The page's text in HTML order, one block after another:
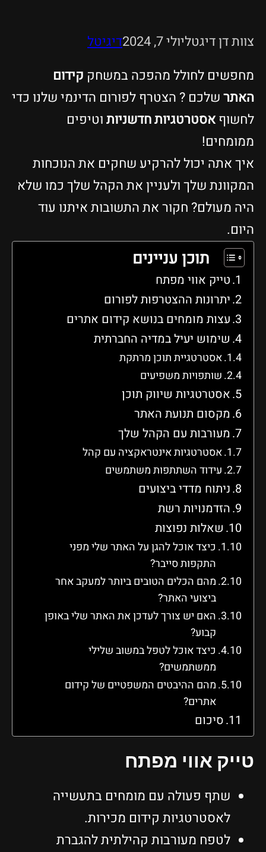
צוות דן דיגטליולי 7, 2024
דיגיטל
מחפשים לחולל מהפכה במשחק קידום
האתרשלכם ? הצטרף לפורום הדינמי שלנו כדי
לחשוףאסטרטגיות חדשניותוטיפים
ממומחים!
איך אתה יכול להרקיע שחקים את הנוכחות
המקוונת שלך ולעניין את הקהל שלך כמו שלא
היה מעולם? חקור את התשובות איתנו עוד
היום.
תוכן עניינים
טייק אווי מפתח
יתרונות ההצטרפות לפורום
עצות מומחים בנושא קידום אתרים
שימוש יעיל במדיה החברתית
אסטרטגיית תוכן מרתקת
שותפויות משפיעים
אסטרטגיות שיווק תוכן
מקסום תנועת האתר
מעורבות עם הקהל שלך
אסטרטגיות אינטראקציה עם קהל
עידוד השתתפות משתמשים
ניתוח מדדי ביצועים
הזדמנויות רשת
שאלות נפוצות
כיצד אוכל להגן על האתר שלי מפני
התקפות סייבר?
מהם הכלים הטובים ביותר למעקב אחר
ביצועי האתר?
האם יש צורך לעדכן את האתר שלי באופן
קבוע?
כיצד אוכל לטפל במשוב שלילי
ממשתמשים?
מהם ההיבטים המשפטיים של קידום
אתרים?
סיכום
טייק אווי מפתח
שתף פעולה עם מומחים בתעשייה
לאסטרטגיות קידום מכירות.
לטפח מעורבות קהילתית להגברת